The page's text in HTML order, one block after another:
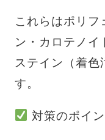
これらはポリフ
ン・カロテノイ
ステイン（着色
す。
対策のポイン